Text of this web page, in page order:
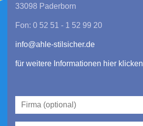
33098 Paderborn
Fon: 0 52 51 - 1 52 99 20
info@ahle-stilsicher.de
für weitere Informationen hier klicken